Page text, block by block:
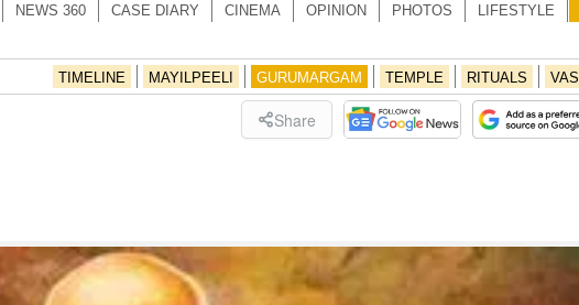
NEWS 360 CASE DIARY CINEMA OPINION PHOTOS LIFESTYLE
TIMELINE MAYILPEELI GURUMARGAM TEMPLE RITUALS
Share